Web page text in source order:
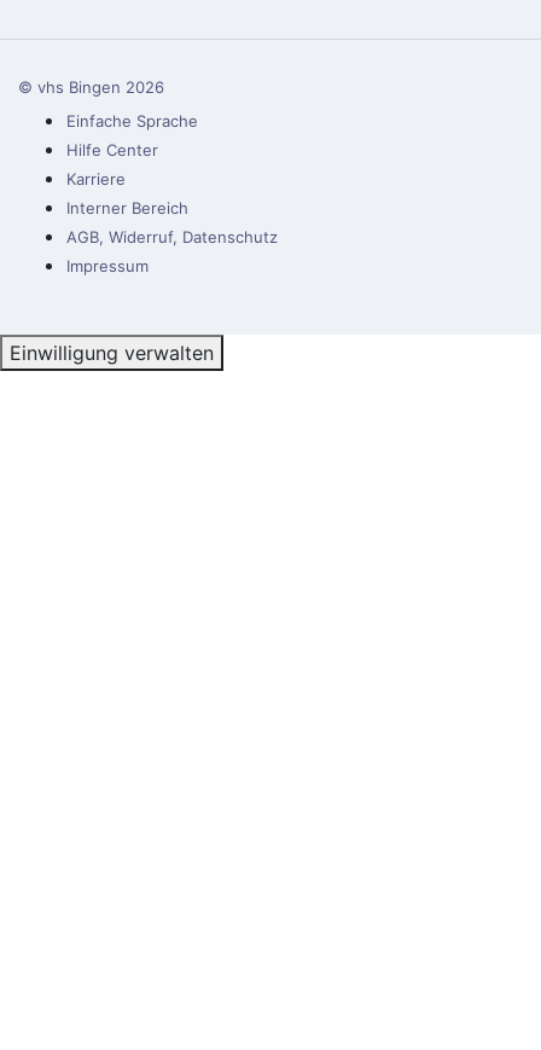
© vhs Bingen 2026
Einfache Sprache
Hilfe Center
Karriere
Interner Bereich
AGB, Widerruf, Datenschutz
Impressum
Einwilligung verwalten